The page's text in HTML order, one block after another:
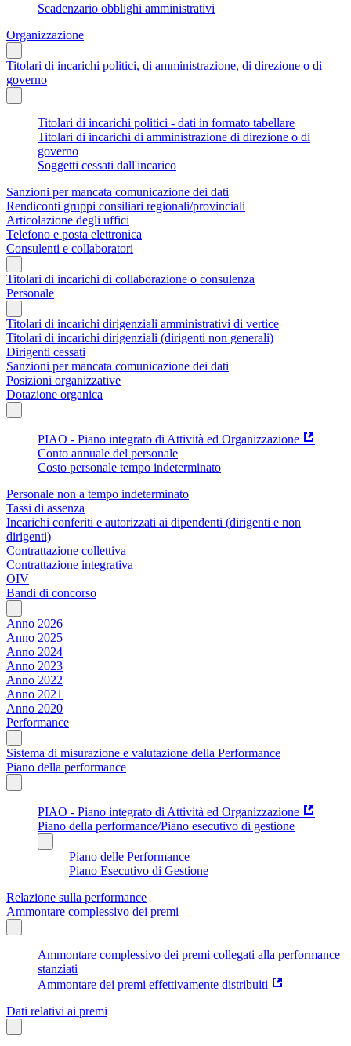
Scadenzario obblighi amministrativi
Organizzazione
Titolari di incarichi politici, di amministrazione, di direzione o di
governo
Titolari di incarichi politici - dati in formato tabellare
Titolari di incarichi di amministrazione di direzione o di
governo
Soggetti cessati dall'incarico
Sanzioni per mancata comunicazione dei dati
Rendiconti gruppi consiliari regionali/provinciali
Articolazione degli uffici
Telefono e posta elettronica
Consulenti e collaboratori
Titolari di incarichi di collaborazione o consulenza
Personale
Titolari di incarichi dirigenziali amministrativi di vertice
Titolari di incarichi dirigenziali (dirigenti non generali)
Dirigenti cessati
Sanzioni per mancata comunicazione dei dati
Posizioni organizzative
Dotazione organica
PIAO - Piano integrato di Attività ed Organizzazione
Conto annuale del personale
Costo personale tempo indeterminato
Personale non a tempo indeterminato
Tassi di assenza
Incarichi conferiti e autorizzati ai dipendenti (dirigenti e non
dirigenti)
Contrattazione collettiva
Contrattazione integrativa
OIV
Bandi di concorso
Anno 2026
Anno 2025
Anno 2024
Anno 2023
Anno 2022
Anno 2021
Anno 2020
Performance
Sistema di misurazione e valutazione della Performance
Piano della performance
PIAO - Piano integrato di Attività ed Organizzazione
Piano della performance/Piano esecutivo di gestione
Piano delle Performance
Piano Esecutivo di Gestione
Relazione sulla performance
Ammontare complessivo dei premi
Ammontare complessivo dei premi collegati alla performance
stanziati
Ammontare dei premi effettivamente distribuiti
Dati relativi ai premi